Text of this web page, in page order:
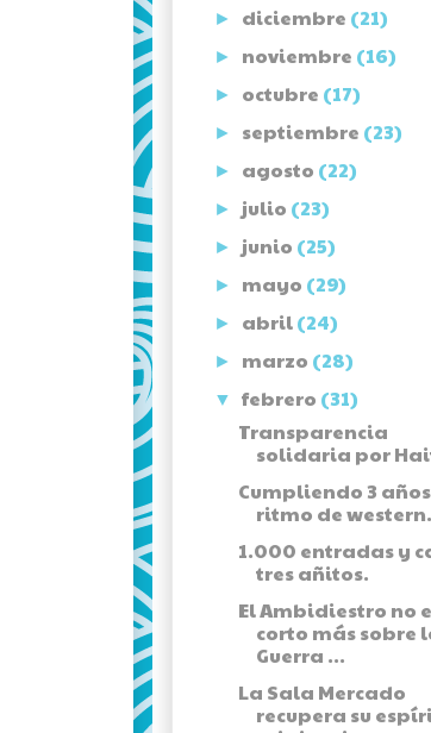
► diciembre (21)
► noviembre (16)
► octubre (17)
► septiembre (23)
► agosto (22)
► julio (23)
► junio (25)
► mayo (29)
► abril(24)
► marzo (28)
▼febrero (31)
Transparencia
solidaria por
Cumpliendo 3
ritmo de western.
1.000 entradas y
tres añitos.
El Ambidiestro no
corto más sobre
Guerra ...
La Sala Mercado
recupera su